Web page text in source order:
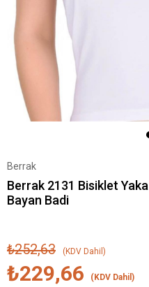
Berrak
Berrak 2131 Bisiklet
Bayan Badi
₺252,63 (KDV Dahil)
₺229,66 (KDV Dahil)